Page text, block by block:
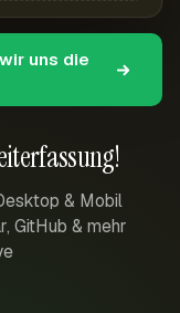
& Mobil
GitHub & mehr
uns die